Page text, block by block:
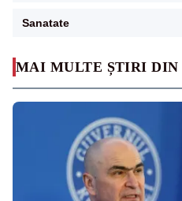
MAI MULTE ȘTIRI DIN
Sanatate